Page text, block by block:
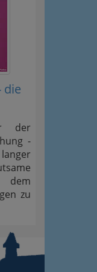
die
der
-
dem
zu